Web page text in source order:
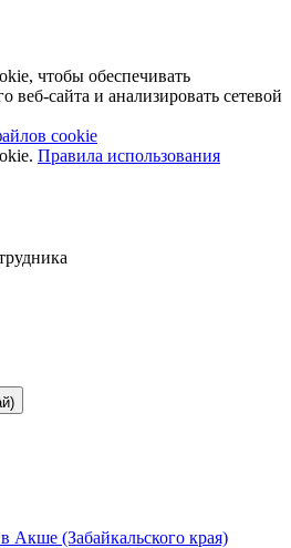
чтобы обеспечивать
веб-сайта и анализировать сетевой
cookie
Правила использования
Акше (Забайкальского края)